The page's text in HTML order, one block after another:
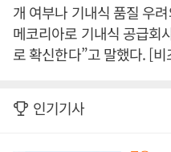
개 여부나 기내식 품질 우
메코리아로 기내식 공급회
로 확신한다”고 말했다. [
인기기사